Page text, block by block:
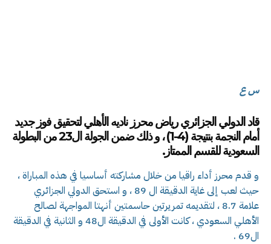
س ع
قاد الدولي الجزائري رياض محرز ناديه الأهلي لتحقيق فوز جديد
أمام النجمة بنتيجة (4-1) ، و ذلك
ضمن الجولة ال23 من البطولة
السعودية للقسم الممتاز.
و قدم محرز أداء راقيا من خلال مشاركته أساسيا في هذه المباراة ،
حيث لعب إلى غاية الدقيقة ال 89 ، و استحق الدولي الجزائري
علامة 8.7 ، لتقديمه تمريرتين حاسمتين أنهتا المواجهة لصالح
الأهلي السعودي ، كانت الأولى في الدقيقة ال48 و الثانية في الدقيقة
ال69 .